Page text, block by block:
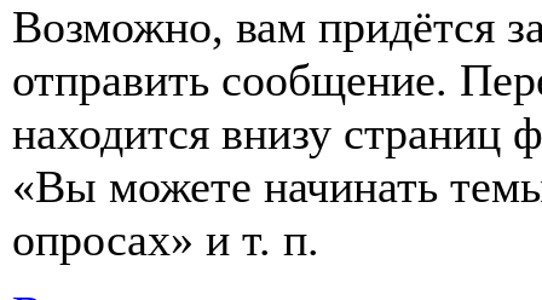
Возможно, вам придётся
отправить сообщение.
находится внизу
«Вы можете начинать
опросах» и т. п.